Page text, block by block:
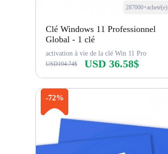
287000+acheté(e)
Clé Windows 11 Professionnel
Global - 1 clé
activation à vie de la clé Win 11 Pro
USD194.74$ USD 36.58$
Acheter maintenant
-72%